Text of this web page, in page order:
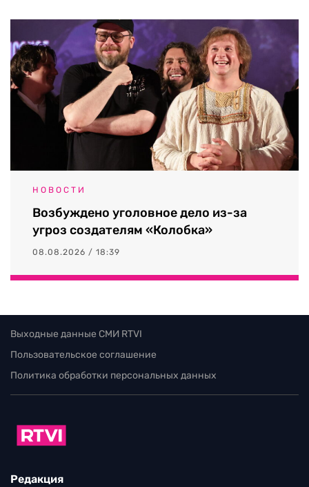
НОВОСТИ
Возбуждено уголовное дело из-за
угроз создателям «Колобка»
08.08.2026 / 18:39
Выходные данные СМИ RTVI
Пользовательское соглашение
Политика обработки персональных данных
Редакция